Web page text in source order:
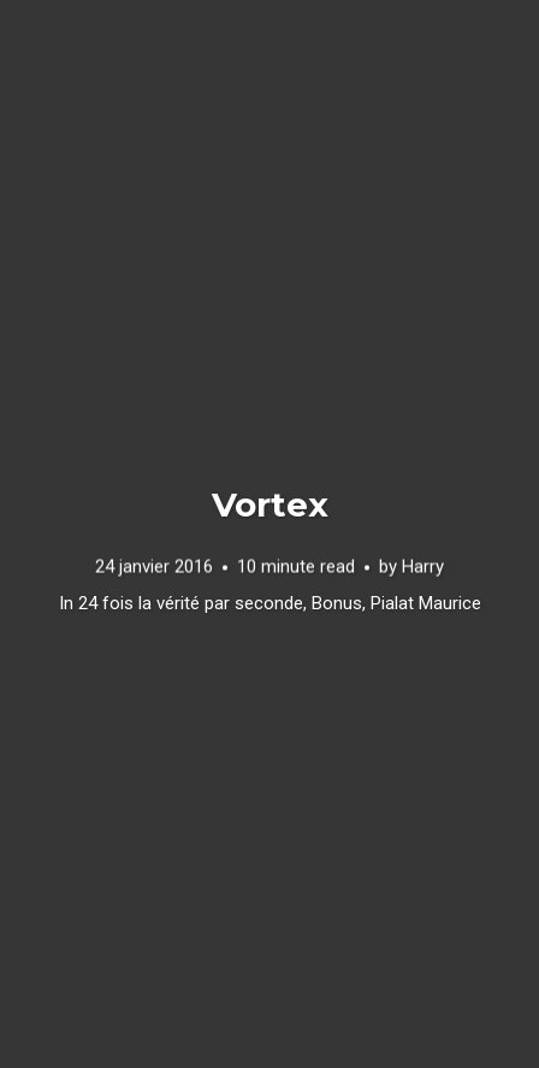
Vortex
24 janvier 2016 10 minute read by Harry
In 24 fois la vérité par seconde, Bonus, Pialat Maurice